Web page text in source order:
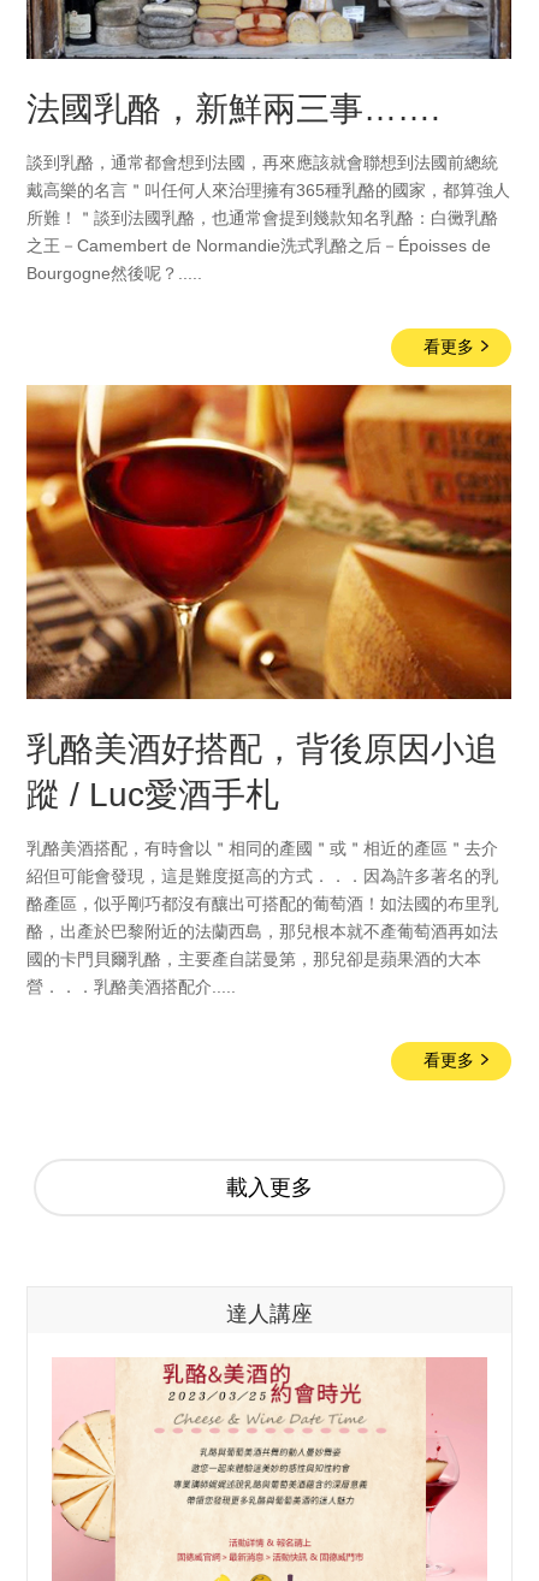
法國乳酪，新鮮兩三事…….
談到乳酪，通常都會想到法國，再來應該就會聯想到法國前總統
戴高樂的名言＂叫任何人來治理擁有365種乳酪的國家，都算強人
所難！＂談到法國乳酪，也通常會提到幾款知名乳酪：白黴乳酪
之王－Camembert de Normandie洗式乳酪之后－Époisses de
Bourgogne然後呢？.....
看更多
乳酪美酒好搭配，背後原因小追
蹤 / Luc愛酒手札
乳酪美酒搭配，有時會以＂相同的產國＂或＂相近的產區＂去介
紹但可能會發現，這是難度挺高的方式．．．因為許多著名的乳
酪產區，似乎剛巧都沒有釀出可搭配的葡萄酒！如法國的布里乳
酪，出產於巴黎附近的法蘭西島，那兒根本就不產葡萄酒再如法
國的卡門貝爾乳酪，主要產自諾曼第，那兒卻是蘋果酒的大本
營．．．乳酪美酒搭配介.....
看更多
載入更多
達人講座